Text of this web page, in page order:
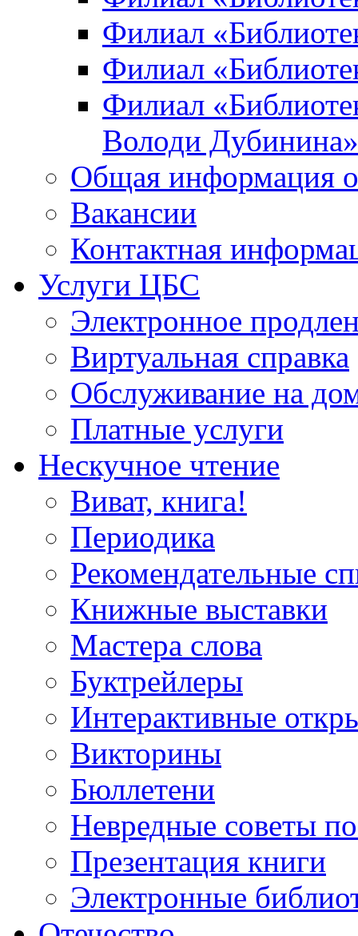
Филиал
Филиал
Филиал
Володи Дубинина»
Общая информация
Вакансии
Контактная
Услуги ЦБС
Электронное
Виртуальная справка
Обслуживание на
Платные услуги
Нескучное чтение
Виват, книга!
Периодика
Рекомендательные
Книжные выставки
Мастера слова
Буктрейлеры
Интерактивные
Викторины
Бюллетени
Невредные советы
Презентация книги
Электронные